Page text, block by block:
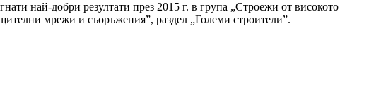
най-добри резултати през 2015 г. в група „Строежи от високото
мрежи и съоръжения”, раздел „Големи строители”.